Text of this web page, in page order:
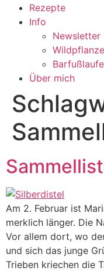
Rezepte
Info
Newsletter
Über mich
Am 2. Februar ist
merklich länger. Die
Vor allem dort, wo
und sich das junge
Trieben kriechen die